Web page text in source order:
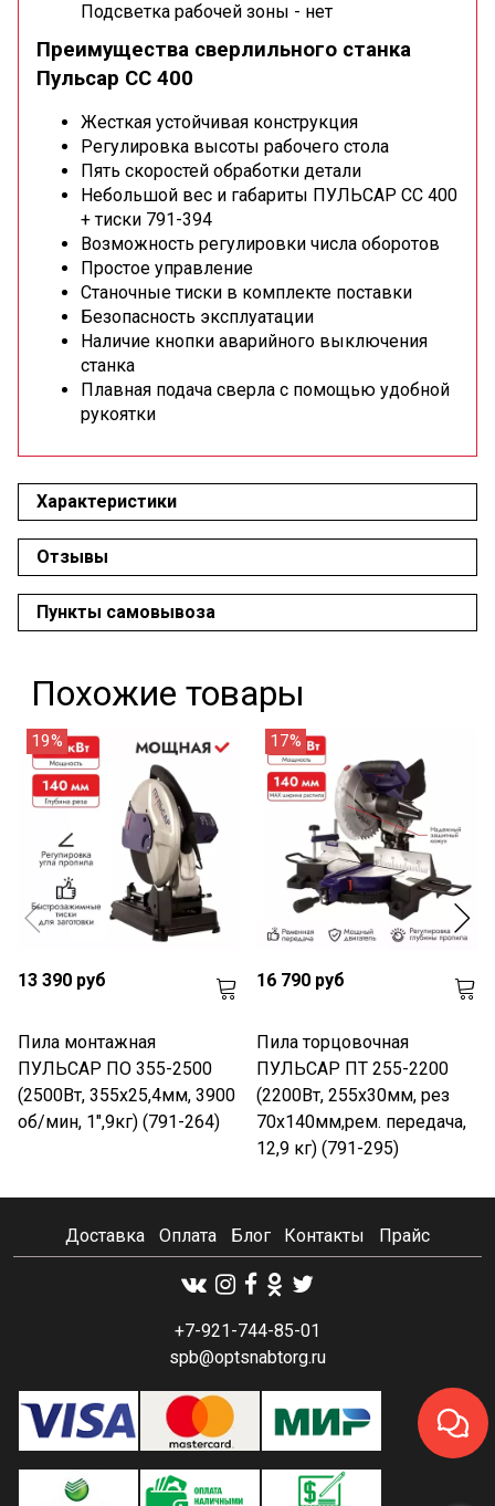
Подсветка рабочей зоны - нет
Преимущества сверлильного станка
Пульсар СС 400
Жесткая устойчивая конструкция
Регулировка высоты рабочего стола
Пять скоростей обработки детали
Небольшой вес и габариты ПУЛЬСАР СС 400
+ тиски 791-394
Возможность регулировки числа оборотов
Простое управление
Станочные тиски в комплекте поставки
Безопасность эксплуатации
Наличие кнопки аварийного выключения
станка
Плавная подача сверла с помощью удобной
рукоятки
Характеристики
Отзывы
Пункты самовывоза
Похожие товары
19%
13 390 руб
Пила монтажная
ПУЛЬСАР ПО 355-2500
(2500Вт, 355х25,4мм, 3900
об/мин, 1",9кг) (791-264)
17%
16 790 руб
Пила торцовочная
ПУЛЬСАР ПТ 255-2200
(2200Вт, 255х30мм, рез
70х140мм,рем. передача,
12,9 кг) (791-295)
Доставка Оплата Блог Контакты Прайс
+7-921-744-85-01
spb@optsnabtorg.ru